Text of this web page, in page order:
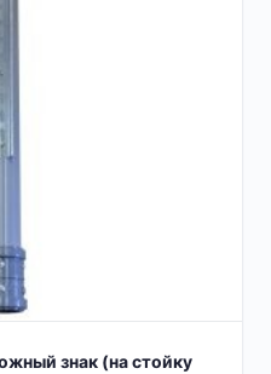
знак (на стойку